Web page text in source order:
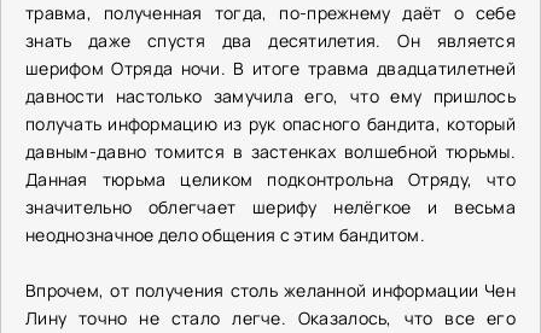
травма, полученная тогда, по-прежнему даёт о себе
знать даже спустя два десятилетия. Он является
шерифом Отряда ночи. В итоге травма двадцатилетней
давности настолько замучила его, что ему пришлось
получать информацию из рук опасного бандита, который
давным-давно томится в застенках волшебной тюрьмы.
Данная тюрьма целиком подконтрольна Отряду, что
значительно облегчает шерифу нелёгкое и весьма
неоднозначное дело общения с этим бандитом.
Впрочем, от получения столь желанной информации Чен
Лину точно не стало легче. Оказалось, что все его